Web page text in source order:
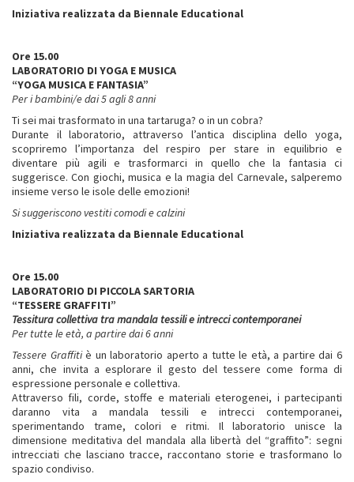
Iniziativa realizzata da Biennale Educational
Ore 15.00
LABORATORIO DI YOGA E MUSICA
“YOGA MUSICA E FANTASIA”
Per i bambini/e dai 5 agli 8 anni
Ti sei mai trasformato in una tartaruga? o in un cobra?
Durante il laboratorio, attraverso l’antica disciplina dello yoga,
scopriremo l’importanza del respiro per stare in equilibrio e
diventare più agili e trasformarci in quello che la fantasia ci
suggerisce. Con giochi, musica e la magia del Carnevale, salperemo
insieme verso le isole delle emozioni!
Si suggeriscono vestiti comodi e calzini
Iniziativa realizzata da Biennale Educational
Ore 15.00
LABORATORIO DI PICCOLA SARTORIA
“TESSERE GRAFFITI”
Tessitura collettiva tra mandala tessili e intrecci contemporanei
Per tutte le età, a partire dai 6 anni
Tessere Graffitiè un laboratorio aperto a tutte le età, a partire dai 6
anni, che invita a esplorare il gesto del tessere come forma di
espressione personale e collettiva.
Attraverso fili, corde, stoffe e materiali eterogenei, i partecipanti
daranno vita a mandala tessili e intrecci contemporanei,
sperimentando trame, colori e ritmi. Il laboratorio unisce la
dimensione meditativa del mandala alla libertà del “graffito”: segni
intrecciati che lasciano tracce, raccontano storie e trasformano lo
spazio condiviso.